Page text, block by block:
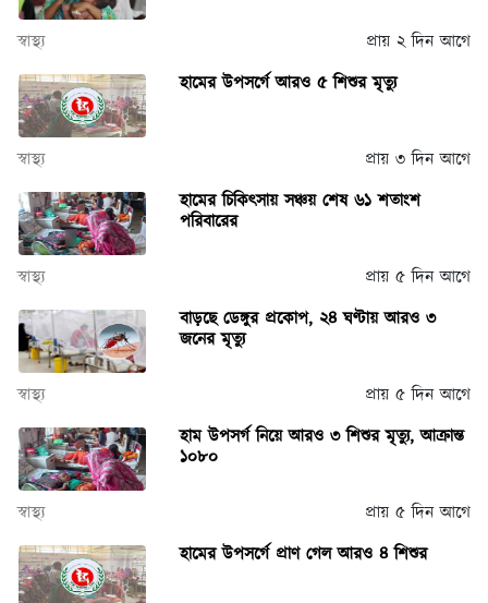
স্বাস্থ্য
প্রায় ২ দিন আগে
হামের উপসর্গে আরও ৫ শিশুর মৃত্যু
স্বাস্থ্য
প্রায় ৩ দিন আগে
হামের চিকিৎসায় সঞ্চয় শেষ ৬১ শতাংশ
পরিবারের
স্বাস্থ্য
প্রায় ৫ দিন আগে
বাড়ছে ডেঙ্গুর প্রকোপ, ২৪ ঘণ্টায় আরও ৩
জনের মৃত্যু
স্বাস্থ্য
প্রায় ৫ দিন আগে
হাম উপসর্গ নিয়ে আরও ৩ শিশুর মৃত্যু, আক্রান্ত
১০৮০
স্বাস্থ্য
প্রায় ৫ দিন আগে
হামের উপসর্গে প্রাণ গেল আরও ৪ শিশুর